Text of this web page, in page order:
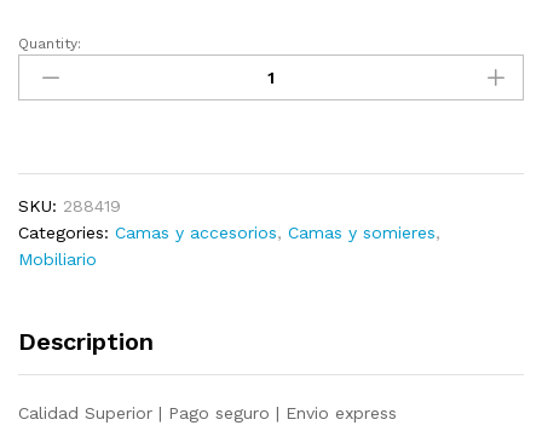
Estructura
cama
de
sheesham
120x200
Quantity:
SKU: 288419
Categories: Camas y accesorios, Camas y somieres,
Mobiliario
Description
Calidad Superior | Pago seguro | Envio express